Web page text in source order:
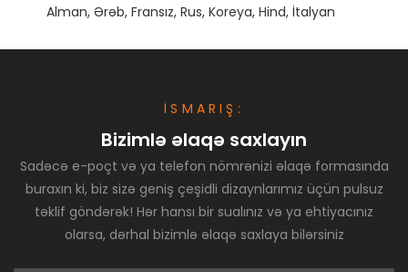
İSMARIŞ:
Bizimlə əlaqə saxlayın
Sadəcə e-poçt və ya telefon nömrənizi əlaqə formasında
buraxın ki, biz sizə geniş çeşidli dizaynlarımız üçün pulsuz
təklif göndərək! Hər hansı bir sualınız və ya ehtiyacınız
olarsa, dərhal bizimlə əlaqə saxlaya bilərsiniz